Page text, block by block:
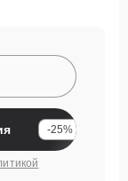
-25%